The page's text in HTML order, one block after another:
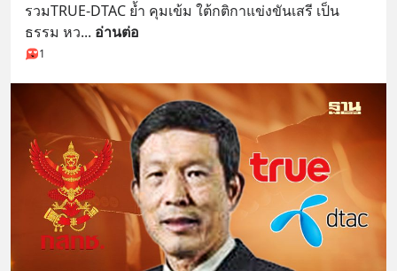
รวมTRUE-DTAC ย้ำ คุมเข้ม ใต้กติกาแข่งขันเสรี เป็น
ธรรม หว... อ่านต่อ
1